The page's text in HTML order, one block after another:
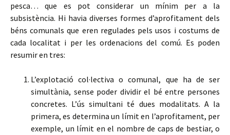
pesca… que es pot considerar un mínim per a la
subsistència. Hi havia diverses formes d’aprofitament dels
béns comunals que eren regulades pels usos i costums de
cada localitat i per les ordenacions del comú. Es poden
resumir en tres:
L’explotació col·lectiva o comunal, que ha de ser
simultània, sense poder dividir el bé entre persones
concretes. L’ús simultani té dues modalitats. A la
primera, es determina un límit en l’aprofitament, per
exemple, un límit en el nombre de caps de bestiar, o